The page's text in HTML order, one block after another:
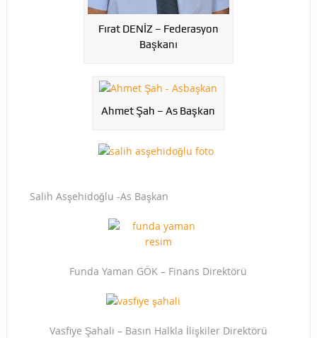
Fırat DENİZ – Federasyon
Başkanı
Ahmet Şah – As Başkan
Salih Asşehidoğlu -As Başkan
Funda Yaman GÖK – Finans Direktörü
Vasfiye Şahali – Basın Halkla İlişkiler Direktörü